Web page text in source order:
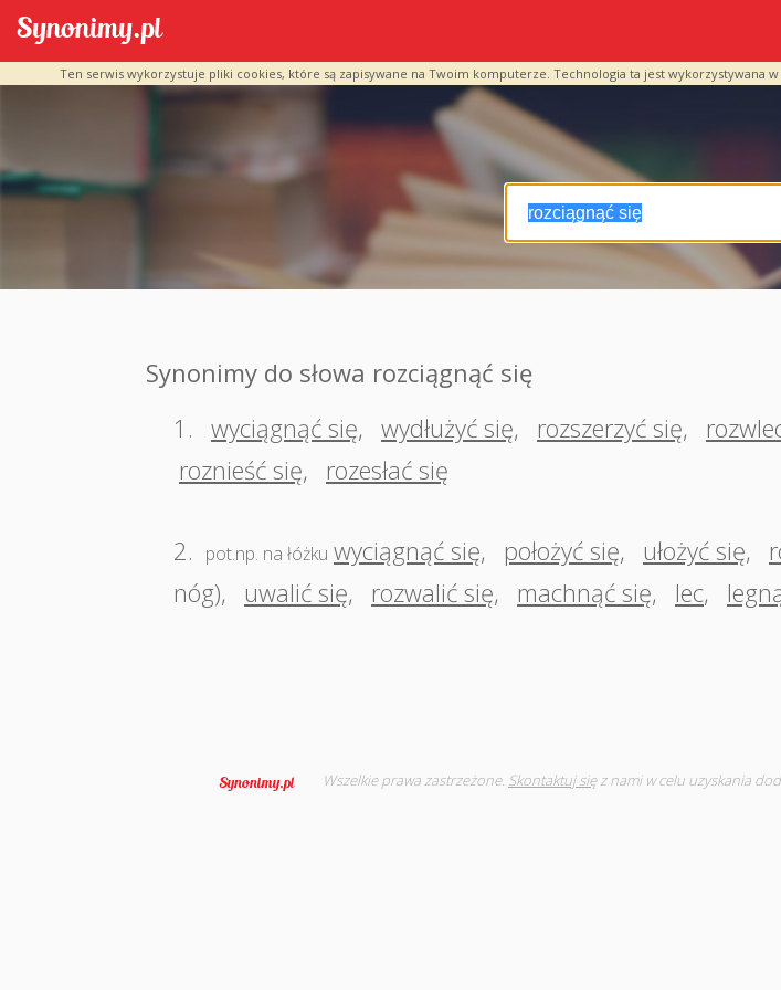
Ten serwis wykorzystuje pliki cookies, które są zapisywane na Twoim komputerze. Technologia ta jest
Synonimy do słowa rozciągnąć się
1. wyciągnąć się, wydłużyć się, rozszerzyć się,
roznieść się, rozesłać się
2. pot.np. na łóżku wyciągnąć się, położyć się, ułożyć się,
nóg), uwalić się, rozwalić się, machnąć się, lec,
Wszelkie prawa zastrzeżone. Skontaktuj sięz nami w celu uzyskania